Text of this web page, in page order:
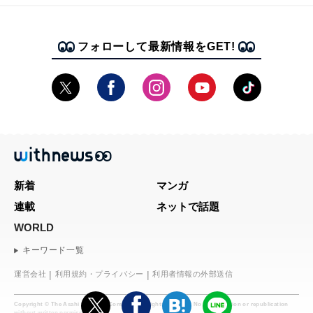
フォローして最新情報をGET!
Copyright © The Asahi Shimbun Company. All rights reserved. No reproduction or republication
新着
マンガ
連載
ネットで話題
WORLD
キーワード一覧
運営会社 利用規約・プライバシー 利用者情報の外部送信